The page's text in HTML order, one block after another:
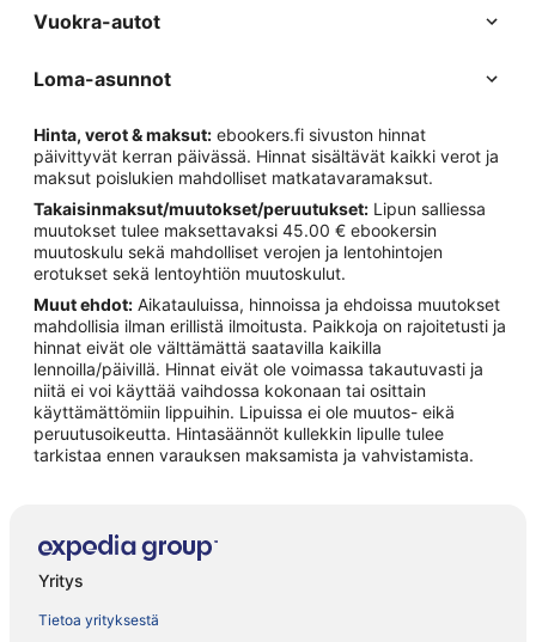
Vuokra-autot
Loma-asunnot
Hinta, verot & maksut: ebookers.fi sivuston hinnat
päivittyvät kerran päivässä. Hinnat sisältävät kaikki verot ja
maksut poislukien mahdolliset matkatavaramaksut.
Takaisinmaksut/muutokset/peruutukset: Lipun salliessa
muutokset tulee maksettavaksi 45.00 € ebookersin
muutoskulu sekä mahdolliset verojen ja lentohintojen
erotukset sekä lentoyhtiön muutoskulut.
Muut ehdot: Aikatauluissa, hinnoissa ja ehdoissa muutokset
mahdollisia ilman erillistä ilmoitusta. Paikkoja on rajoitetusti ja
hinnat eivät ole välttämättä saatavilla kaikilla
lennoilla/päivillä. Hinnat eivät ole voimassa takautuvasti ja
niitä ei voi käyttää vaihdossa kokonaan tai osittain
käyttämättömiin lippuihin. Lipuissa ei ole muutos- eikä
peruutusoikeutta. Hintasäännöt kullekkin lipulle tulee
tarkistaa ennen varauksen maksamista ja vahvistamista.
Yritys
Tietoa yrityksestä